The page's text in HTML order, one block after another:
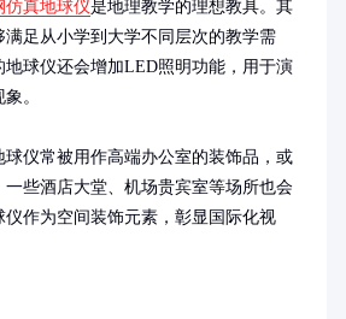
仿真地球仪是地理教学的理想教具。其
满足从小学到大学不同层次的教学需
地球仪还会增加LED照明功能，用于演
。
仪常被用作高端办公室的装饰品，或
些酒店大堂、机场贵宾室等场所也会
作为空间装饰元素，彰显国际化视